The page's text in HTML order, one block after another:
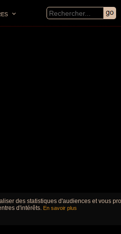
des statistiques d'audiences et vous
d'intérêts. En savoir plus